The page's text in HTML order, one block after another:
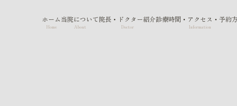
ホーム
Home
当院について
About
院長・ドクター紹介
Doctor
診療時間・アクセス・予約
Information